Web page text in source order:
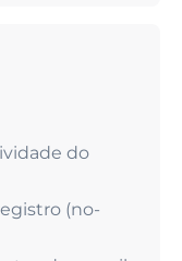
do
(no-